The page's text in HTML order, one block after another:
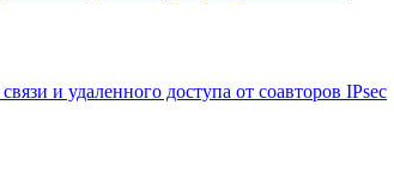
и удаленного доступа от соавторов IPsec